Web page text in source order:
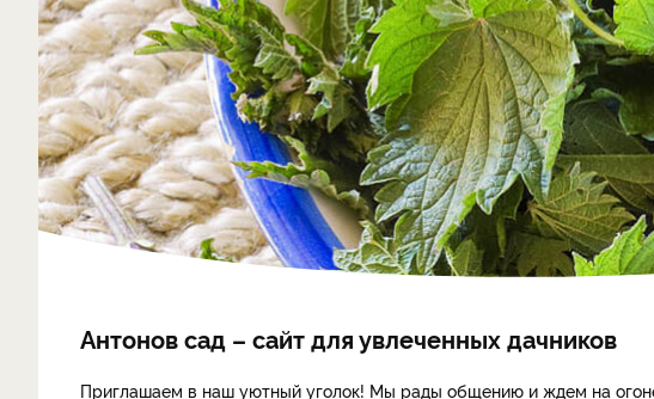
Антонов сад – сайт для увлеченных дачников
Приглашаем в наш уютный уголок! Мы рады общению и ждем на